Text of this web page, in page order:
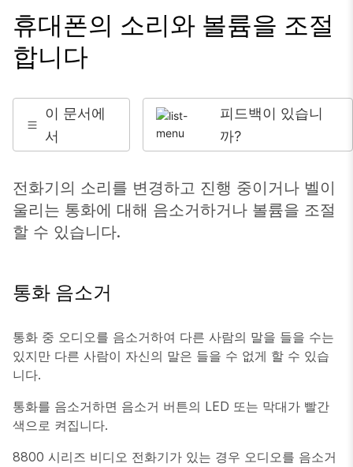
휴대폰의 소리와 볼륨을 조절
합니다
이 문서에
서
피드백이 있습니
까?
전화기의 소리를 변경하고 진행 중이거나 벨이
울리는 통화에 대해 음소거하거나 볼륨을 조절
할 수 있습니다.
통화 음소거
통화 중 오디오를 음소거하여 다른 사람의 말을 들을 수는
있지만 다른 사람이 자신의 말은 들을 수 없게 할 수 있습
니다.
통화를 음소거하면 음소거 버튼의 LED 또는 막대가 빨간
색으로 켜집니다.
8800 시리즈 비디오 전화기가 있는 경우 오디오를 음소거